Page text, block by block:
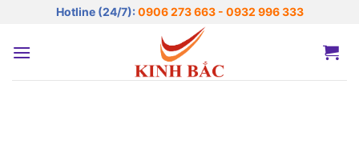
nội
Hotline (24/7): 0906 273 663 - 0932 996 333